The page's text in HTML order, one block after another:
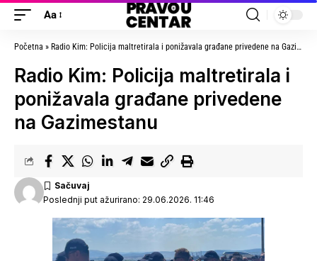
Aa
Početna » Radio Kim: Policija maltretirala i ponižavala građane privedene na Gazimestanu
Radio Kim: Policija maltretirala i
ponižavala građane privedene
na Gazimestanu
Poslednji put ažurirano: 29.06.2026. 11:46